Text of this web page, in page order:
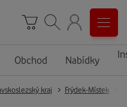
Obchod Nabídky
kraj Frýdek-Místek